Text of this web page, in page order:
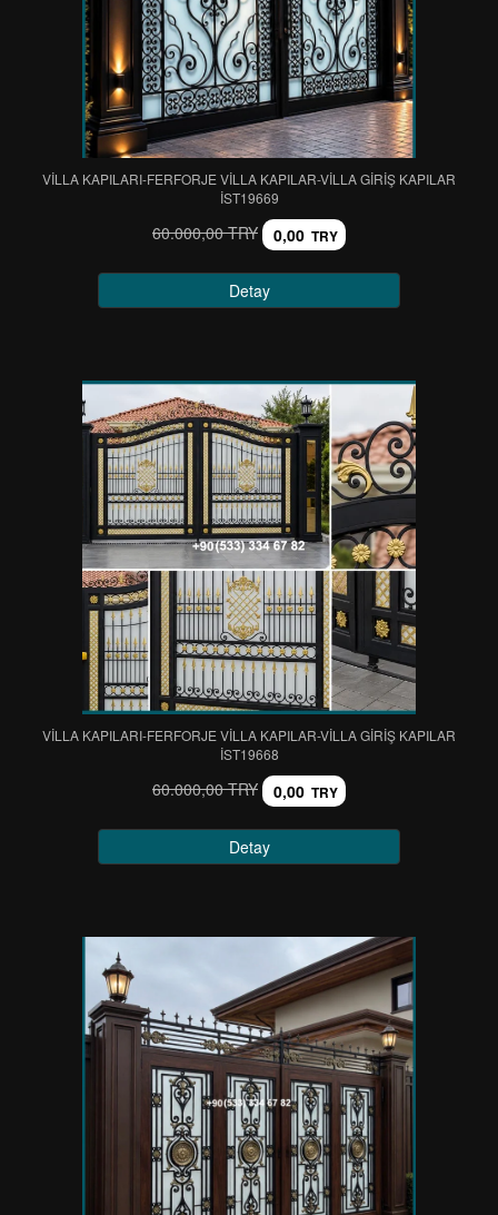
VİLLA KAPILARI-FERFORJE VİLLA KAPILAR-VİLLA GİRİŞ KAPILAR
IST19669
60.000,00 TRY 0,00 TRY
Detay
VİLLA KAPILARI-FERFORJE VİLLA KAPILAR-VİLLA GİRİŞ KAPILAR
IST19668
60.000,00 TRY 0,00 TRY
Detay